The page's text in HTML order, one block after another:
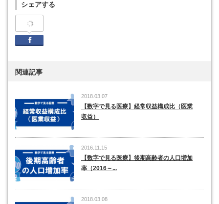
シェアする
関連記事
2018.03.07
【数字で見る医療】経常収益構成比（医業
収益）
2016.11.15
【数字で見る医療】後期高齢者の人口増加
率（2016～...
2018.03.08